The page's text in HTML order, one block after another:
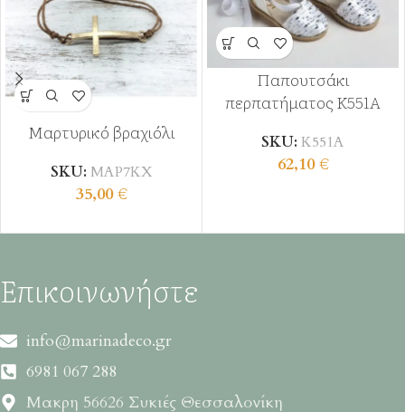
Μαρτυρικό βραχιόλι
SKU: ΜΑΡ7ΚΧ
35,00€
Παπουτσάκι
περπατήματος Κ551Α
SKU: Κ551Α
62,10€
Επικοινωνήστε
info@marinadeco.gr
6981 067 288
Μακρη 56626 Συκιές Θεσσαλονίκη